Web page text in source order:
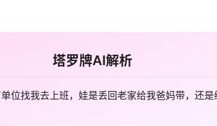
塔罗牌AI解析
位找我去上班，娃是丢回老家给我爸妈带，还